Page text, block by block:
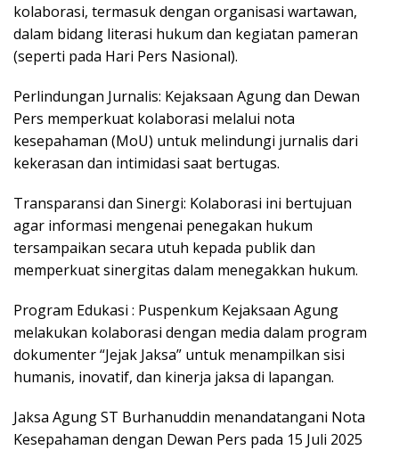
kolaborasi, termasuk dengan organisasi wartawan,
dalam bidang literasi hukum dan kegiatan pameran
(seperti pada Hari Pers Nasional).
Perlindungan Jurnalis: Kejaksaan Agung dan Dewan
Pers memperkuat kolaborasi melalui nota
kesepahaman (MoU) untuk melindungi jurnalis dari
kekerasan dan intimidasi saat bertugas.
Transparansi dan Sinergi: Kolaborasi ini bertujuan
agar informasi mengenai penegakan hukum
tersampaikan secara utuh kepada publik dan
memperkuat sinergitas dalam menegakkan hukum.
Program Edukasi : Puspenkum Kejaksaan Agung
melakukan kolaborasi dengan media dalam program
dokumenter “Jejak Jaksa” untuk menampilkan sisi
humanis, inovatif, dan kinerja jaksa di lapangan.
Jaksa Agung ST Burhanuddin menandatangani Nota
Kesepahaman dengan Dewan Pers pada 15 Juli 2025